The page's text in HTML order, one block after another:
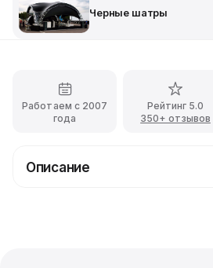
Черные шатры
Работаем с 2007
года
Рейтинг 5.0
350+ отзывов
Описание